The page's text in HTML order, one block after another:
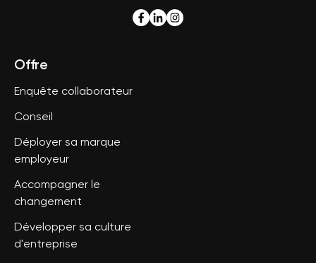
Offre
Enquête collaborateur
Conseil
Déployer sa marque
employeur
Accompagner le
changement
Développer sa culture
d'entreprise